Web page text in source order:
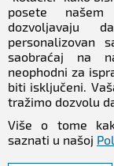
KARIJERA
Karijera
Zaposlenje
Stručna praksa
posete
dozvoljavaju
personalizovan
saobraćaj na
neophodni za
biti isključeni.
tražimo dozvolu
Više o tome
saznati u našoj